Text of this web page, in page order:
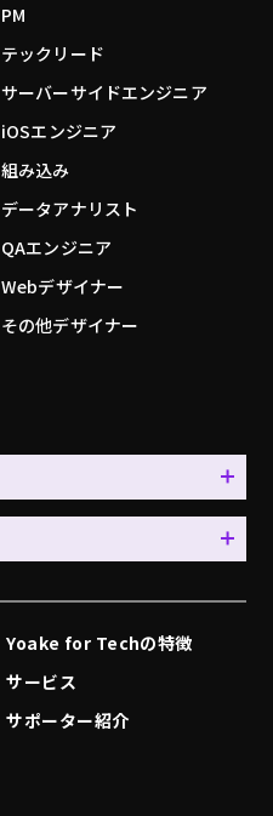
PM
テックリード
サーバーサイドエンジニア
iOSエンジニア
組み込み
データアナリスト
QAエンジニア
Webデザイナー
その他デザイナー
Yoake for Techの特徴
サービス
サポーター紹介